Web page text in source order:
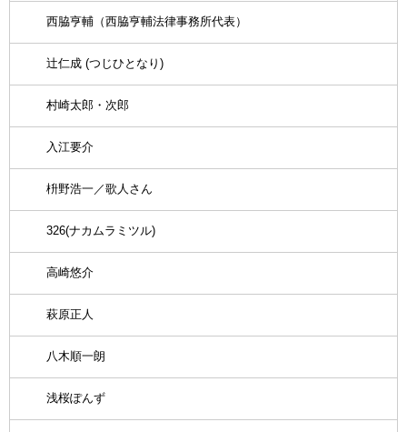
西脇亨輔（西脇亨輔法律事務所代表）
辻仁成 (つじひとなり)
村崎太郎・次郎
入江要介
枡野浩一／歌人さん
326(ナカムラミツル)
高崎悠介
萩原正人
八木順一朗
浅桜ぽんず